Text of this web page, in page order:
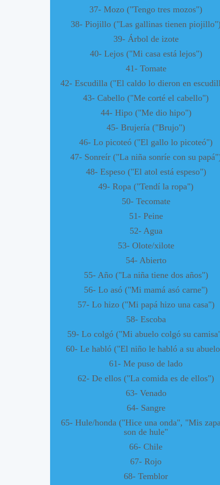
37- Mozo ("Tengo tres mozos")
38- Piojillo ("Las gallinas tienen
39- Árbol de izote
40- Lejos ("Mi casa está lejos")
41- Tomate
42- Escudilla ("El caldo lo dieron en
43- Cabello ("Me corté el cabello")
44- Hipo ("Me dio hipo")
45- Brujería ("Brujo")
46- Lo picoteó ("El gallo lo picoteó")
47- Sonreír ("La niña sonríe con su
48- Espeso ("El atol está espeso")
49- Ropa ("Tendí la ropa")
50- Tecomate
51- Peine
52- Agua
53- Olote/xilote
54- Abierto
55- Año ("La niña tiene dos años")
56- Lo asó ("Mi mamá asó carne")
57- Lo hizo ("Mi papá hizo una casa")
58- Escoba
59- Lo colgó ("Mi abuelo colgó su
60- Le habló ("El niño le habló a su
61- Me puso de lado
62- De ellos ("La comida es de ellos")
63- Venado
64- Sangre
65- Hule/honda ("Hice una onda", "Mis
son de hule"
66- Chile
67- Rojo
68- Temblor